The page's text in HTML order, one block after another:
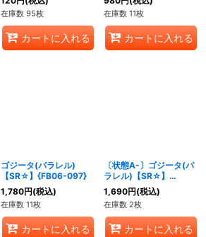
在庫数 95枚
カートに入れる
在庫数 11枚
カートに入れる
ゴジータ(パラレル)
【SR☆】{FB06-097}
1,780円(税込)
在庫数 11枚
カートに入れる
〔状態A-〕ゴジータ(パ
ラレル)【SR☆】
{FB06-097}
1,690円(税込)
在庫数 2枚
カートに入れる